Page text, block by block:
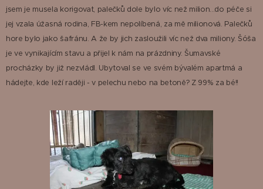
jsem je musela korigovat, palečků dole bylo víc než milion...do péče si
jej vzala úžasná rodina, FB-kem nepolíbená, za mě milionová. Palečků
hore bylo jako šafránu. A že by jich zasloužili víc než dva miliony. Šóša
je ve vynikajícím stavu a přijel k nám na prázdniny. Šumavské
procházky by již nezvládl. Ubytoval se ve svém bývalém apartmá a
hádejte, kde leží raději - v pelechu nebo na betoně? Z 99% za bé!!